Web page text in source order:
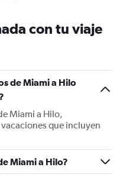
con tu viaje
de Miami a Hilo
Miami a Hilo,
que incluyen
Miami a Hilo?